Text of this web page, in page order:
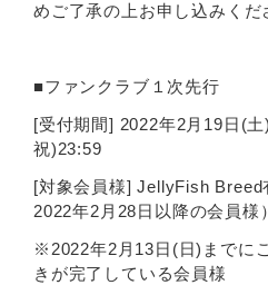
めご了承の上お申し込みくだ
■ファンクラブ１次先行
[受付期間] 2022年2月19日(土
祝)23:59
[対象会員様] JellyFish Breed
2022年2月28日以降の会員様）
※2022年2月13日(日)までに
きが完了している会員様